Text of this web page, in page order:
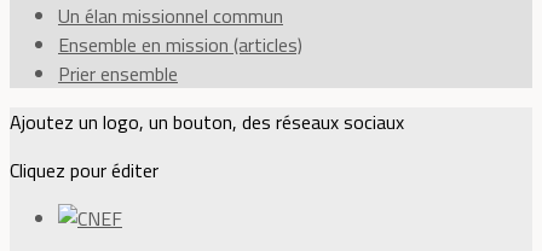
Un élan missionnel commun
Ensemble en mission (articles)
Prier ensemble
Ajoutez un logo, un bouton, des réseaux sociaux
Cliquez pour éditer